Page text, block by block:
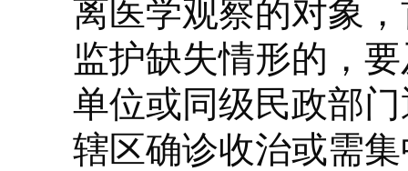
离医学观察的对象
监护缺失情形的，
单位或同级民政部
辖区确诊收治或需